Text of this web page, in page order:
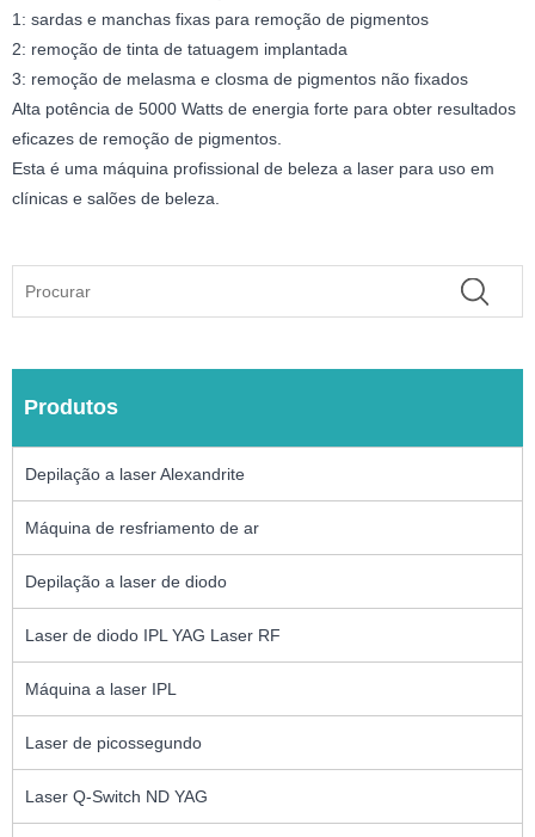
1: sardas e manchas fixas para remoção de pigmentos
2: remoção de tinta de tatuagem implantada
3: remoção de melasma e closma de pigmentos não fixados
Alta potência de 5000 Watts de energia forte para obter resultados
eficazes de remoção de pigmentos.
Esta é uma máquina profissional de beleza a laser para uso em
clínicas e salões de beleza.
Produtos
Depilação a laser Alexandrite
Máquina de resfriamento de ar
Depilação a laser de diodo
Laser de diodo IPL YAG Laser RF
Máquina a laser IPL
Laser de picossegundo
Laser Q-Switch ND YAG